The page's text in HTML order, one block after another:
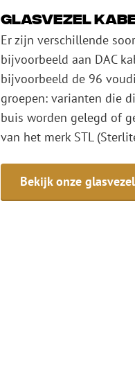
Glasvezel
Er zijn verschillende
bijvoorbeeld aan DAC
bijvoorbeeld de 96
groepen: varianten die
buis worden gelegd of
van het merk STL
Bekijk onze